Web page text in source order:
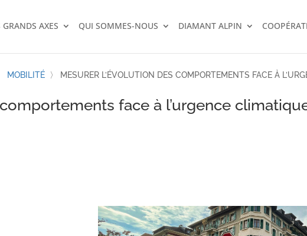
GRANDS AXES QUI SOMMES-NOUS DIAMANT ALPIN
MOBILITÉ 〉 MESURER L’ÉVOLUTION DES COMPORTEMENTS FACE À
face à l’urgence